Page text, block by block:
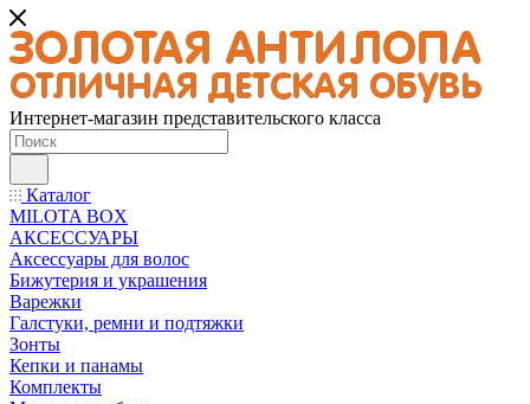
Интернет-магазин представительского класса
Каталог
MILOTA BOX
АКСЕССУАРЫ
Аксессуары для волос
Бижутерия и украшения
Варежки
Галстуки, ремни и подтяжки
Зонты
Кепки и панамы
Комплекты